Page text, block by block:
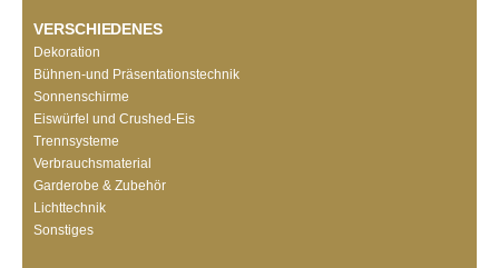
VERSCHIEDENES
Dekoration
Bühnen-und Präsentationstechnik
Sonnenschirme
Eiswürfel und Crushed-Eis
Trennsysteme
Verbrauchsmaterial
Garderobe & Zubehör
Lichttechnik
Sonstiges